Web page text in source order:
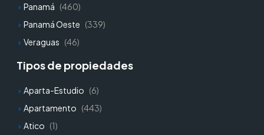
Panamá (460)
Panamá Oeste (339)
Veraguas (46)
Tipos de propiedades
Aparta-Estudio (6)
Apartamento (443)
Atico (1)